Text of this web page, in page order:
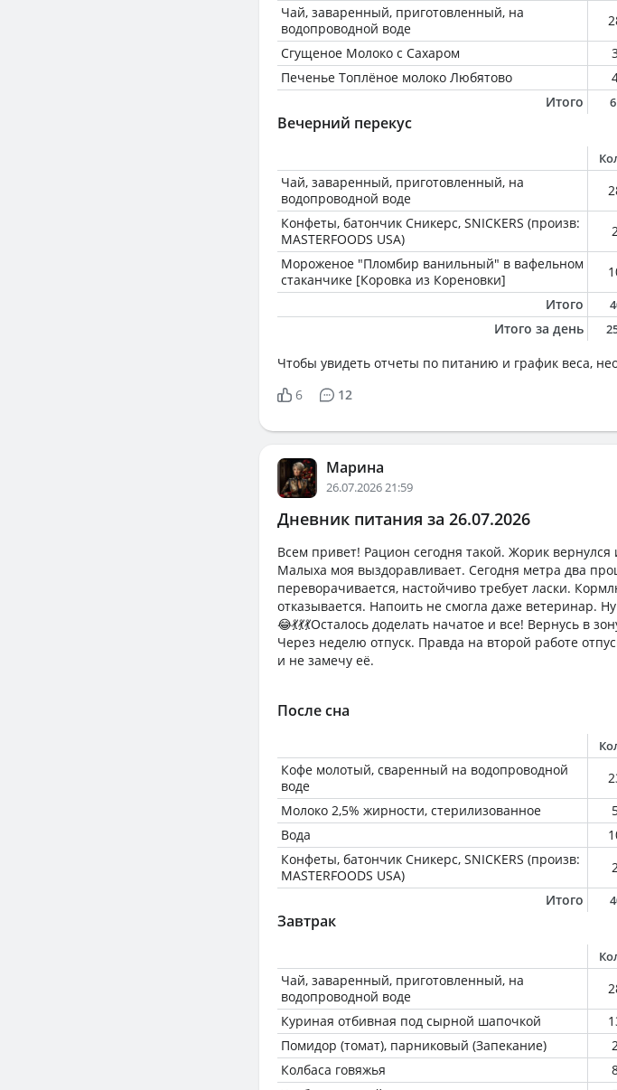
Чай, заваренный, приготовленный, на
водопроводной воде
Сгущеное Молоко с Сахаром
Печенье Топлёное молоко Любятово
Итого
Вечерний перекус
Чай, заваренный, приготовленный, на
водопроводной воде
Конфеты, батончик Сникерс, SNICKERS (произв:
MASTERFOODS USA)
Мороженое "Пломбир ванильный" в вафельном
стаканчике [Коровка из Кореновки]
Итого
Итого за день
Чтобы увидеть отчеты по питанию и график веса,
6
12
Марина
26.07.2026 21:59
Дневник питания за 26.07.2026
Всем привет! Рацион сегодня такой. Жорик
Малыха моя выздоравливает. Сегодня метра два
переворачивается, настойчиво требует ласки.
отказывается. Напоить не смогла даже ветеринар.
😂💃💃💃Осталось доделать начатое и все! Вернусь в
Через неделю отпуск. Правда на второй работе
и не замечу её.
После сна
Кофе молотый, сваренный на водопроводной
воде
Молоко 2,5% жирности, стерилизованное
Вода
Конфеты, батончик Сникерс, SNICKERS (произв:
MASTERFOODS USA)
Итого
Завтрак
Чай, заваренный, приготовленный, на
водопроводной воде
Куриная отбивная под сырной шапочкой
Помидор (томат), парниковый (Запекание)
Колбаса говяжья